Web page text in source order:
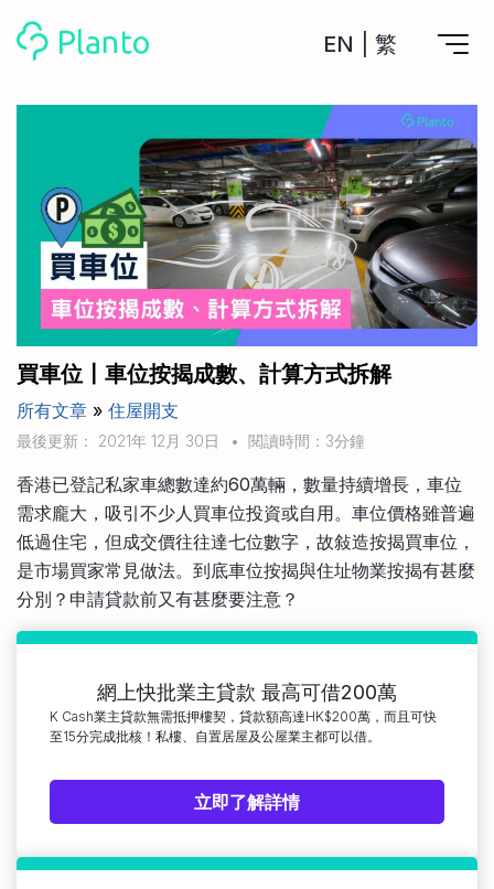
EN 繁
計劃買樓
計劃買樓第一步
全功能記賬
管理及分析所有戶口
管理MPF戶口
一次過管理所有強積金戶口
申請清卡數/私人貸款
CreFIT x Planto推廣優惠
工具
私人貸款
年利率/APR/年息比較
投資戶口 (美股)
比較最抵美股投資戶口
投資戶口 (港股)
比較最抵港股投資戶口
比較最抵Crypto交易所
月供股票計劃
定期存款
比較定存利率
信用卡
比較各種最優惠信用卡
關於我們
Academy
Marketplace
其他網站
手機App與理財資訊
商業解決方案
企業服務
買車位〡車位按揭成數、計算方式拆解
所有文章 » 住屋開支
最後更新： 2021年 12月 30日 • 閱讀時間：3分鐘
香港已登記私家車總數達約60萬輛，數量持續增長，車位
需求龐大，吸引不少人買車位投資或自用。車位價格雖普遍
低過住宅，但成交價往往達七位數字，故敍造按揭買車位，
是市場買家常見做法。到底車位按揭與住址物業按揭有甚麼
分別？申請貸款前又有甚麼要注意？
網上快批業主貸款 最高可借200萬
K Cash業主貸款無需抵押樓契，貸款額高達HK$200萬，而且可快
至15分完成批核！私樓、自置居屋及公屋業主都可以借。
立即了解詳情